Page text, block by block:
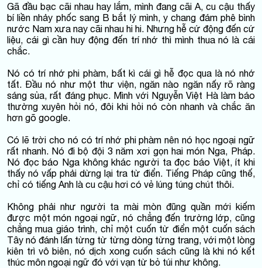
Gã đầu bạc cãi nhau hay lắm, mình đang cãi A, cu cậu thấy
bí liền nhảy phốc sang B bắt lý mình, y chang đám phê bình
nước Nam xưa nay cãi nhau hi hi. Nhưng hễ cứ động đến cứ
liệu, cái gì cần huy động đến trí nhớ thì mình thua nó là cái
chắc.
Nó có trí nhớ phi phàm, bất kì cái gì hễ đọc qua là nó nhớ
tất. Đầu nó như một thư viện, ngăn nào ngăn nấy rõ ràng
sáng sủa, rất đáng phục. Mình với Nguyễn Việt Hà làm báo
thường xuyên hỏi nó, đôi khi hỏi nó còn nhanh và chắc ăn
hơn gõ google.
Có lẽ trời cho nó có trí nhớ phi phàm nên nó học ngoại ngữ
rất nhanh. Nó đi bộ đội 3 năm xơi gọn hai món Nga, Pháp.
Nó đọc báo Nga không khác người ta đọc báo Việt, ít khi
thấy nó vấp phải dừng lại tra từ điển. Tiếng Pháp cũng thế,
chỉ có tiếng Anh là cu cậu hơi có vẻ lúng túng chút thôi.
Không phải như người ta mài mòn đũng quần mới kiếm
được một món ngoại ngữ, nó chẳng đến trường lớp, cũng
chẳng mua giáo trình, chỉ một cuốn từ điển một cuốn sách
Tây nó đánh lấn từng từ từng dòng từng trang, với một lòng
kiên trì vô biên, nó dịch xong cuốn sách cũng là khi nó kết
thúc môn ngoại ngữ đó với vạn từ bỏ túi như không.